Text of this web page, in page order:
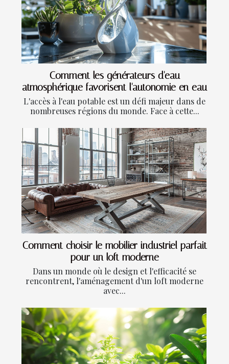
Comment les générateurs d'eau
atmosphérique favorisent l'autonomie en eau
L'accès à l'eau potable est un défi majeur dans de
nombreuses régions du monde. Face à cette...
Comment choisir le mobilier industriel parfait
pour un loft moderne
Dans un monde où le design et l'efficacité se
rencontrent, l'aménagement d'un loft moderne
avec...